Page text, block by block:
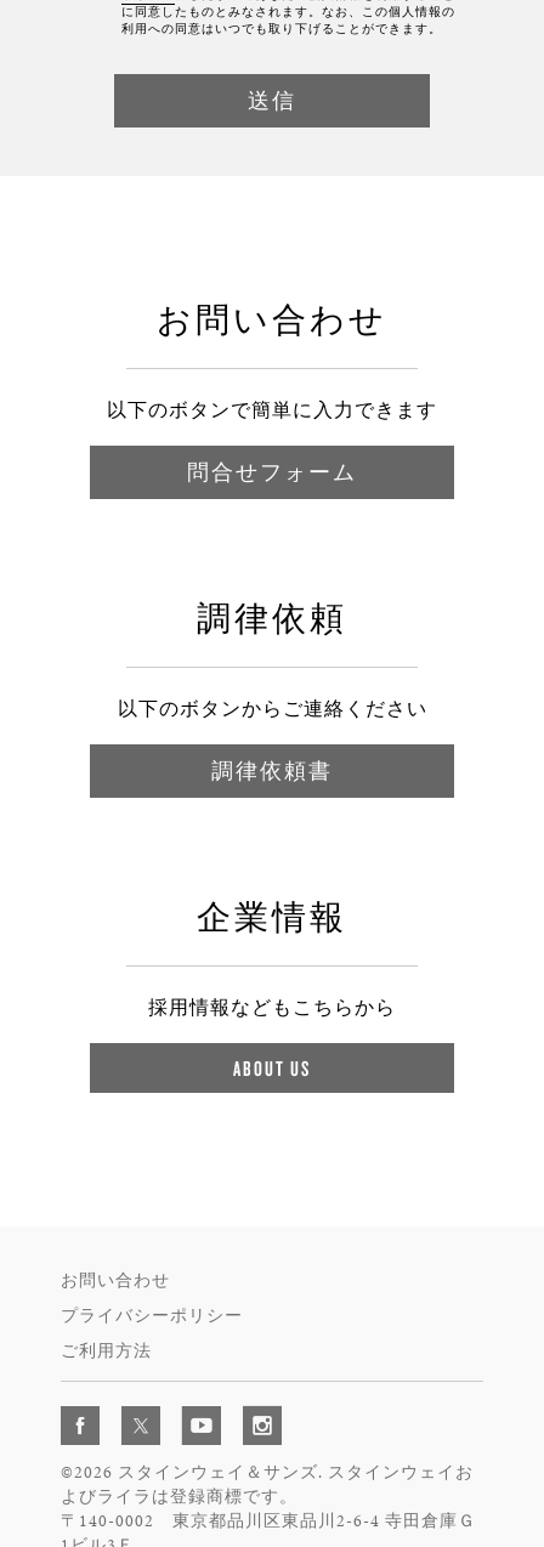
に同意したものとみなされます。なお、この個人情報の
利用への同意はいつでも取り下げることができます。
お問い合わせ
以下のボタンで簡単に入力できます
問合せフォーム
調律依頼
以下のボタンからご連絡ください
調律依頼書
企業情報
採用情報などもこちらから
ABOUT US
お問い合わせ
プライバシーポリシー
ご利用方法
©2026 スタインウェイ＆サンズ. スタインウェイお
よびライラは登録商標です。
〒140-0002 東京都品川区東品川2-6-4 寺田倉庫Ｇ